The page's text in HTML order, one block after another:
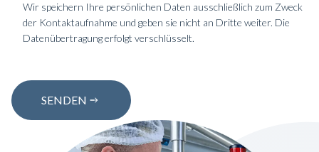
Wir speichern Ihre persönlichen Daten ausschließlich zum Zweck
der Kontaktaufnahme und geben sie nicht an Dritte weiter. Die
Datenübertragung erfolgt verschlüsselt.
SENDEN